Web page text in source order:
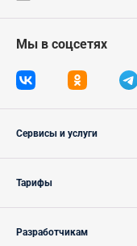
Мы в соцсетях
Сервисы и услуги
Тарифы
Разработчикам